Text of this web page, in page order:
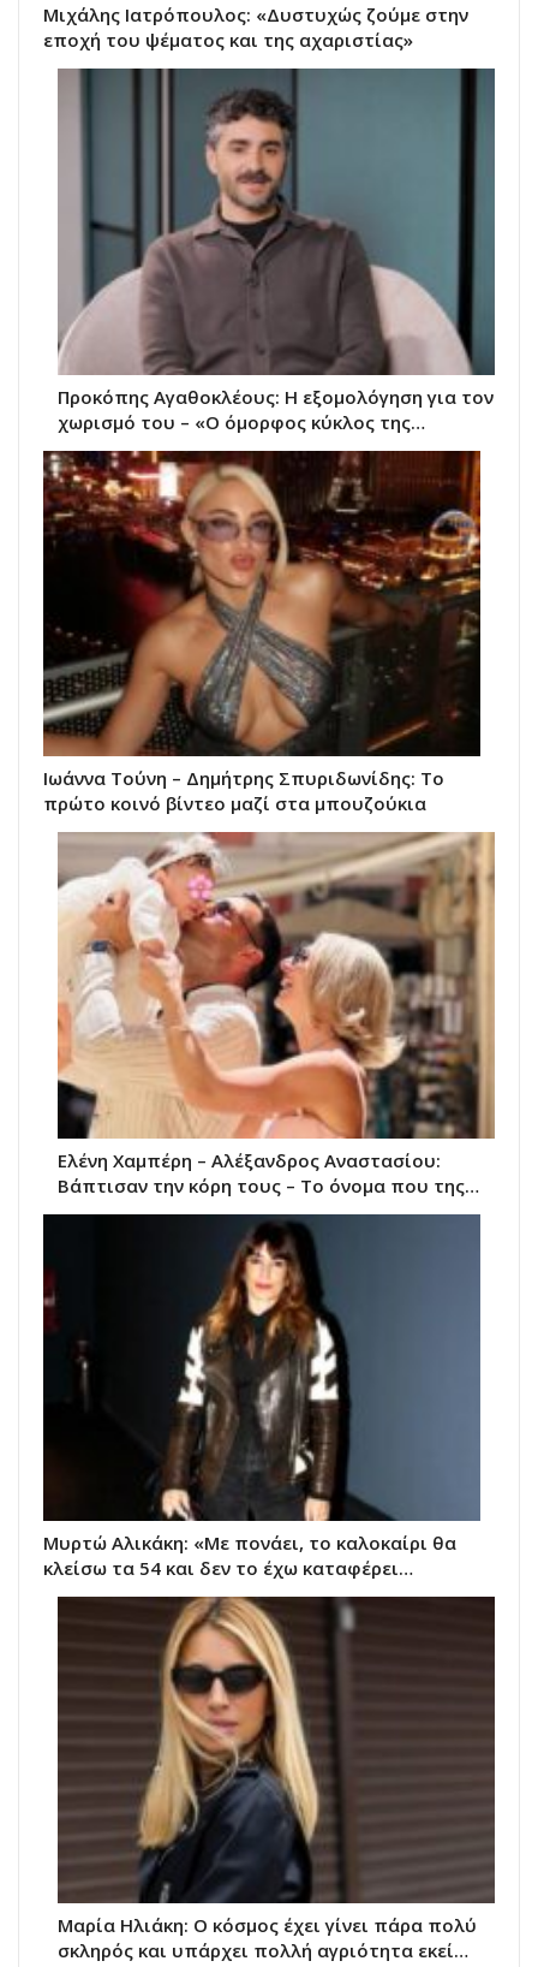
Μιχάλης Ιατρόπουλος: «Δυστυχώς ζούμε στην
εποχή του ψέματος και της αχαριστίας»
Προκόπης Αγαθοκλέους: Η εξομολόγηση για τον
χωρισμό του – «Ο όμορφος κύκλος της…
Ιωάννα Τούνη – Δημήτρης Σπυριδωνίδης: Το
πρώτο κοινό βίντεο μαζί στα μπουζούκια
Ελένη Χαμπέρη – Αλέξανδρος Αναστασίου:
Βάπτισαν την κόρη τους – Το όνομα που της…
Μυρτώ Αλικάκη: «Με πονάει, το καλοκαίρι θα
κλείσω τα 54 και δεν το έχω καταφέρει…
Μαρία Ηλιάκη: Ο κόσμος έχει γίνει πάρα πολύ
σκληρός και υπάρχει πολλή αγριότητα εκεί…